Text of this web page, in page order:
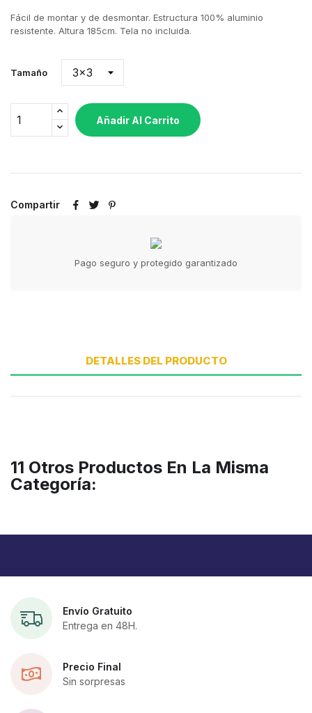
Fácil de montar y de desmontar. Estructura 100% aluminio
resistente. Altura 185cm. Tela no incluida.
Tamaño
Añadir Al Carrito
Compartir
Pago seguro y protegido garantizado
DETALLES DEL PRODUCTO
11 Otros Productos En La Misma
Categoría:
Envío Gratuito
Entrega en 48H.
Precio Final
Sin sorpresas